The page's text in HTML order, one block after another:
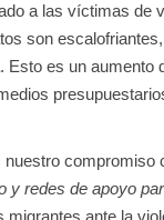
a las víctimas de
son
es un aumento
compromiso
y redes de apoyo
ante la